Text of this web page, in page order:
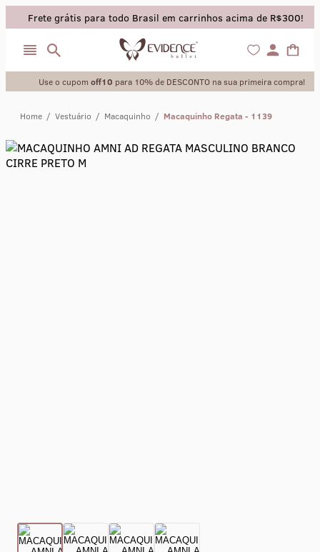
Frete grátis para todo Brasil em carrinhos acima de R$300!
Use o cupom off10 para 10% de DESCONTO na sua primeira compra!
Home / Vestuário / Macaquinho / Macaquinho Regata - 1139